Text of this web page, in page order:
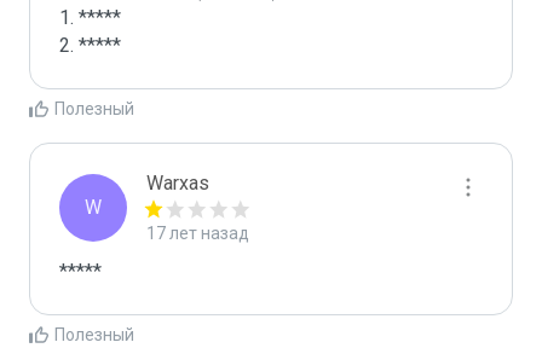
1. *****
2. *****
Полезный
W
Warxas
17 лет назад
*****
Полезный